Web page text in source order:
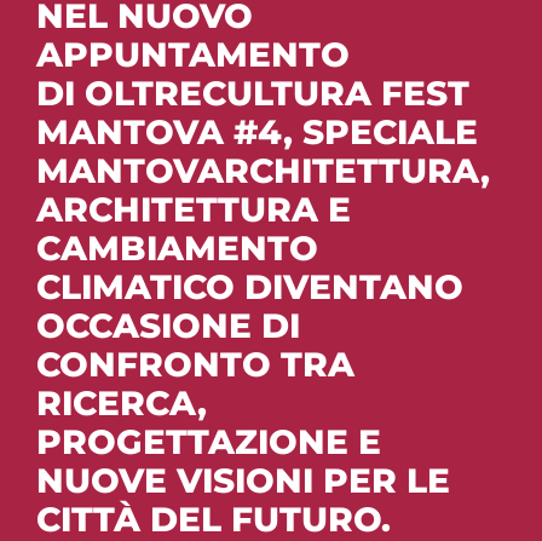
i
g
a
i
CONTATTI
NEL NUOVO
APPUNTAMENTO
DI OLTRECULTURA FEST
MANTOVA #4, SPECIALE
MANTOVARCHITETTURA,
ARCHITETTURA E
CAMBIAMENTO
CLIMATICO DIVENTANO
OCCASIONE DI
CONFRONTO TRA
RICERCA,
PROGETTAZIONE E
NUOVE VISIONI PER LE
CITTÀ DEL FUTURO.